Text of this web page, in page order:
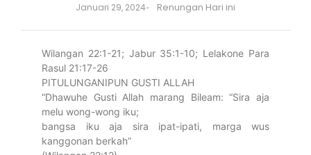
Januari 29, 2024- Renungan Hari ini
Wilangan 22:1-21; Jabur 35:1-10; Lelakone Para
Rasul 21:17-26
PITULUNGANIPUN GUSTI ALLAH
“Dhawuhe Gusti Allah marang Bileam: “Sira aja
melu wong-wong iku;
bangsa iku aja sira ipat-ipati, marga wus
kanggonan berkah”